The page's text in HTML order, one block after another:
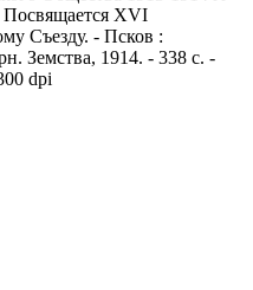
XVI
Съезду. - Псков :
Земства, 1914. - 338 с. -
dpi